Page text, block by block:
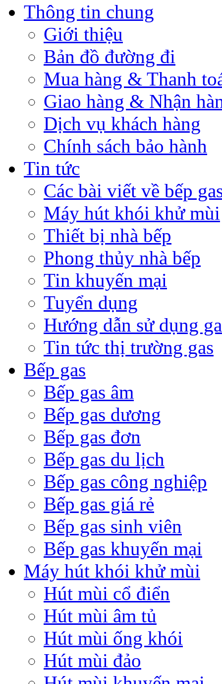
Thông tin chung
Giới thiệu
Bản đồ đường đi
Mua hàng & Thanh
Giao hàng & Nhận
Dịch vụ khách hàng
Chính sách bảo hành
Tin tức
Các bài viết về bếp
Máy hút khói khử mùi
Thiết bị nhà bếp
Phong thủy nhà bếp
Tin khuyến mại
Tuyển dụng
Hướng dẫn sử dụng
Tin tức thị trường gas
Bếp gas
Bếp gas âm
Bếp gas dương
Bếp gas đơn
Bếp gas du lịch
Bếp gas công nghiệp
Bếp gas giá rẻ
Bếp gas sinh viên
Bếp gas khuyến mại
Máy hút khói khử mùi
Hút mùi cổ điển
Hút mùi âm tủ
Hút mùi ống khói
Hút mùi đảo